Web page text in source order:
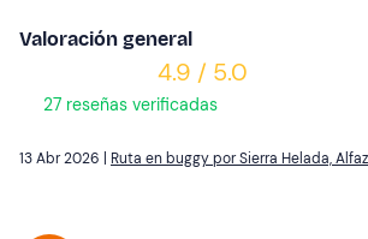
Valoración general
4.9 / 5.0
27 reseñas verificadas
13 Abr 2026 | Ruta en buggy por Sierra Helada,